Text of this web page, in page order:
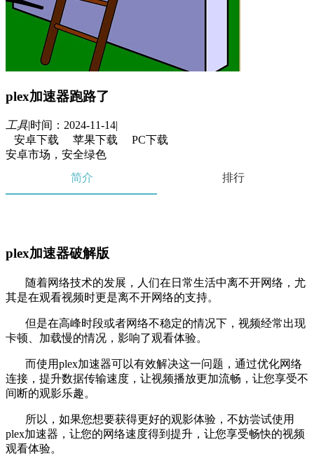
plex加速器跑路了
工具|时间：2024-11-14|
安卓下载
苹果下载
PC下载
安卓市场，安全绿色
简介
排行
plex加速器破解版
随着网络技术的发展，人们在日常生活中离不开网络，尤
其是在观看视频时更是离不开网络的支持。
但是在高峰时段或者网络不稳定的情况下，视频经常出现
卡顿、加载慢的情况，影响了观看体验。
而使用plex加速器可以有效解决这一问题，通过优化网络
连接，提升数据传输速度，让视频播放更加流畅，让您享受不
间断的观影乐趣。
所以，如果您想要获得更好的观影体验，不妨尝试使用
plex加速器，让您的网络速度得到提升，让您享受畅快的视频
观看体验。